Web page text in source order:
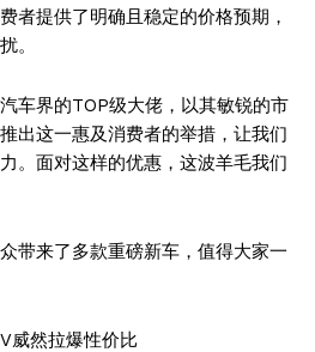
者提供了明确且稳定的价格预期，
。
车界的TOP级大佬，以其敏锐的市
出这一惠及消费者的举措，让我们
。面对这样的优惠，这波羊毛我们
带来了多款重磅新车，值得大家一
威然拉爆性价比